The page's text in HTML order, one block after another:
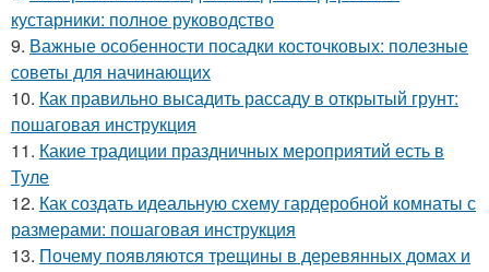
кустарники: полное руководство
9. Важные особенности посадки косточковых: полезные
советы для начинающих
10. Как правильно высадить рассаду в открытый грунт:
пошаговая инструкция
11. Какие традиции праздничных мероприятий есть в
Туле
12. Как создать идеальную схему гардеробной комнаты с
размерами: пошаговая инструкция
13. Почему появляются трещины в деревянных домах и